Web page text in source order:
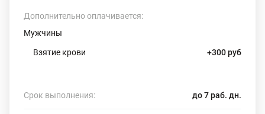
Дополнительно оплачивается:
Мужчины
Взятие крови +300 руб
Срок выполнения: до 7 раб. дн.